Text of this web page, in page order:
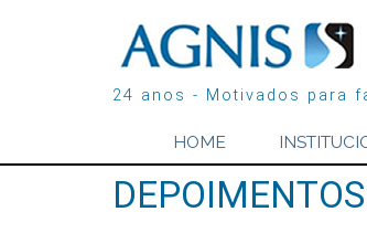
24 anos - Motivados para
HOME